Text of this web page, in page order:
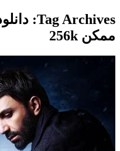
Tag Archives:
ممکن 256k